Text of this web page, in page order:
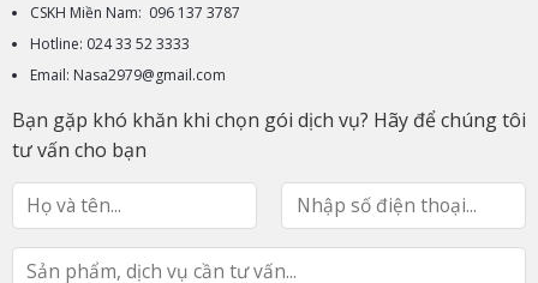
CSKH Miền Nam: 096 137 3787
Hotline: 024 33 52 3333
Email: Nasa2979@gmail.com
Bạn gặp khó khăn khi chọn gói dịch vụ? Hãy để chúng tôi
tư vấn cho bạn